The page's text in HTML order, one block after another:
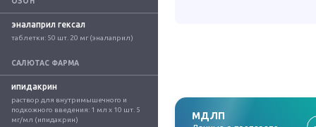
эналаприл гексал
таблетки: 50 шт. 20 мг (эналаприл)
САЛЮТАС ФАРМА
ипидакрин
раствор для внутримышечного и
подкожного введения: 1 мл x 10 шт. 5
мг/мл (ипидакрин)
МДЛП